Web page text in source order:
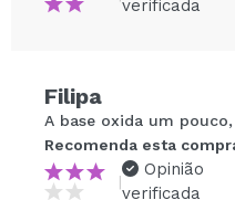
Compartilhar
Seu vídeo pode ser
verificada
Filipa
A base oxida um
Recomenda esta
|
Opinião
verificada